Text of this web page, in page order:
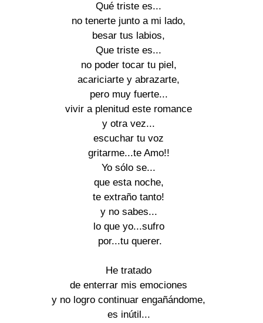
Qué triste es...
no tenerte junto a mi lado,
besar tus labios,
Que triste es...
no poder tocar tu piel,
acariciarte y abrazarte,
pero muy fuerte...
vivir a plenitud este romance
y otra vez...
escuchar tu voz
gritarme...te Amo!!
Yo sólo se...
que esta noche,
te extraño tanto!
y no sabes...
lo que yo...sufro
por...tu querer.
He tratado
de enterrar mis emociones
y no logro continuar engañándome,
es inútil...